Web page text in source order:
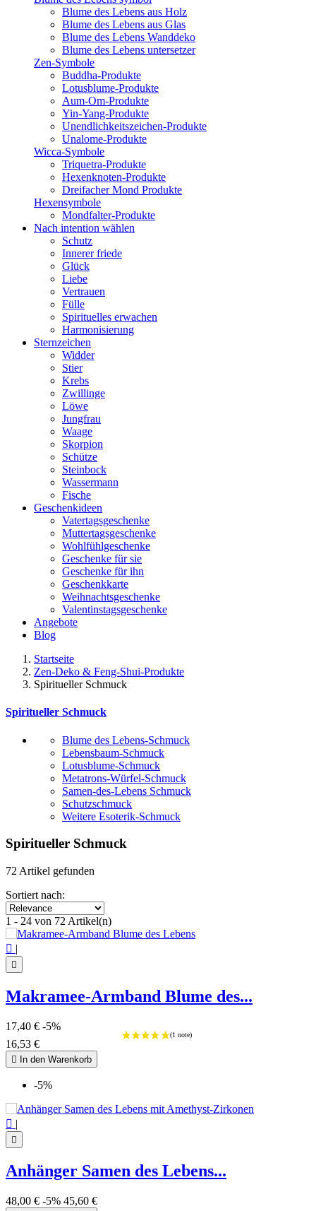
Blume des Lebens aus Holz
Blume des Lebens aus Glas
Blume des Lebens Wanddeko
Blume des Lebens untersetzer
Zen-Symbole
Buddha-Produkte
Lotusblume-Produkte
Aum-Om-Produkte
Yin-Yang-Produkte
Unendlichkeitszeichen-Produkte
Unalome-Produkte
Wicca-Symbole
Triquetra-Produkte
Hexenknoten-Produkte
Dreifacher Mond Produkte
Hexensymbole
Mondfalter-Produkte
Nach intention wählen
Schutz
Innerer friede
Glück
Liebe
Vertrauen
Fülle
Spirituelles erwachen
Harmonisierung
Sternzeichen
Widder
Stier
Krebs
Zwillinge
Löwe
Jungfrau
Waage
Skorpion
Schütze
Steinbock
Wassermann
Fische
Geschenkideen
Vatertagsgeschenke
Muttertagsgeschenke
Wohlfühlgeschenke
Geschenke für sie
Geschenke für ihn
Geschenkkarte
Weihnachtsgeschenke
Valentinstagsgeschenke
Angebote
Blog
Startseite
Zen-Deko & Feng-Shui-Produkte
Spiritueller Schmuck
Spiritueller Schmuck
Blume des Lebens-Schmuck
Lebensbaum-Schmuck
Lotusblume-Schmuck
Metatrons-Würfel-Schmuck
Samen-des-Lebens Schmuck
Schutzschmuck
Weitere Esoterik-Schmuck
Spiritueller Schmuck
72 Artikel gefunden
Sortiert nach:
1 - 24 von 72 Artikel(n)
 |

Makramee-Armband Blume des...
17,40 € -5%
16,53 €
 In den Warenkorb
-5%
 |

Anhänger Samen des Lebens...
48,00 € -5% 45,60 €